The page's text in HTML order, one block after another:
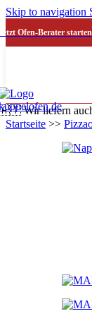
Skip to navigation
Ofen-Berater starten
Wir liefern auch
Startseite >>